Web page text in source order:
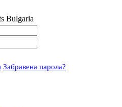
Bulgaria
Забравена парола?